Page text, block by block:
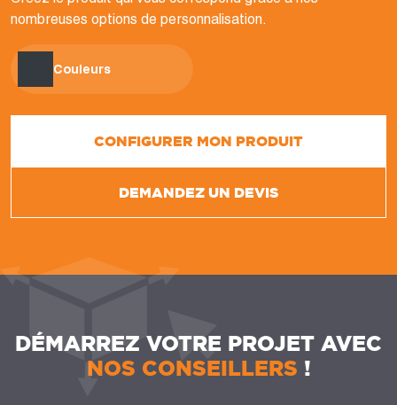
nombreuses options de personnalisation.
Couleurs
CONFIGURER MON PRODUIT
DEMANDEZ UN DEVIS
DÉMARREZ VOTRE PROJET AVEC
NOS CONSEILLERS !